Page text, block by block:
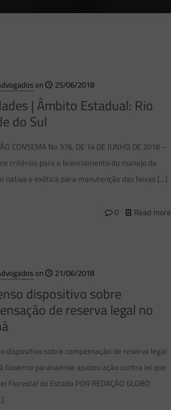
on 25/06/2018
| Âmbito Estadual: Rio
do Sul
CONSEMA No 376, DE 14 DE JUNHO DE 2018 –
critérios para o licenciamento do manejo da
nativa e exótica para manutenção das faixas […]
0 Read more
on 21/06/2018
dispositivo sobre
de reserva legal no
dispositivo sobre compensação de reserva legal
Governo paranaense ajuizou ação contra lei que
Florestal do Estado POR REDAÇÃO GLOBO